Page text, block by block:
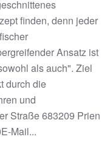
finden, denn jeder
Ansatz ist
als auch". Ziel
durch die
und
Straße 683209 Prien
Mail...